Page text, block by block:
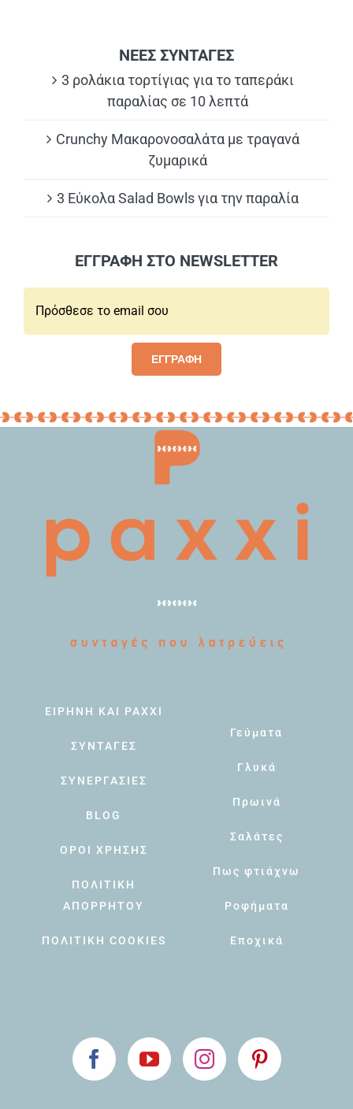
ΝΕΕΣ ΣΥΝΤΑΓΕΣ
3 ρολάκια τορτίγιας για το ταπεράκι
παραλίας σε 10 λεπτά
Crunchy Μακαρονοσαλάτα με τραγανά
ζυμαρικά
3 Εύκολα Salad Bowls για την παραλία
ΕΓΓΡΑΦΗ ΣΤΟ NEWSLETTER
ΕΓΓΡΑΦΗ
ΕΙΡΗΝΗ ΚΑΙ PAXXI
ΣΥΝΤΑΓΕΣ
ΣΥΝΕΡΓΑΣΙΕΣ
BLOG
ΟΡΟΙ ΧΡΗΣΗΣ
ΠΟΛΙΤΙΚΗ
ΑΠΟΡΡΗΤΟΥ
ΠΟΛΙΤΙΚΗ COOKIES
Γεύματα
Γλυκά
Πρωινά
Σαλάτες
Πως φτιάχνω
Ροφήματα
Εποχικά